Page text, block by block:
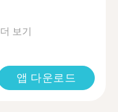
더 보기
앱 다운로드